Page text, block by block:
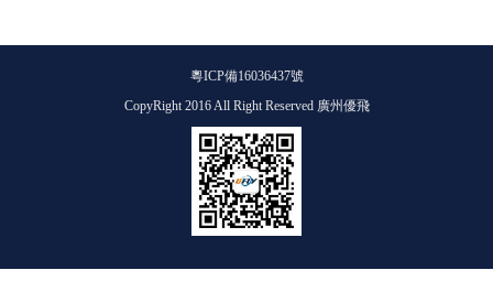
粵ICP備16036437號
CopyRight 2016 All Right Reserved 廣州優飛